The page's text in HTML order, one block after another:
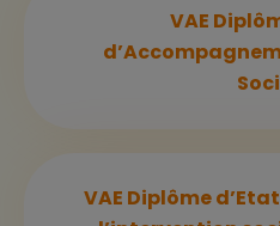
VAE
VAE Diplôme